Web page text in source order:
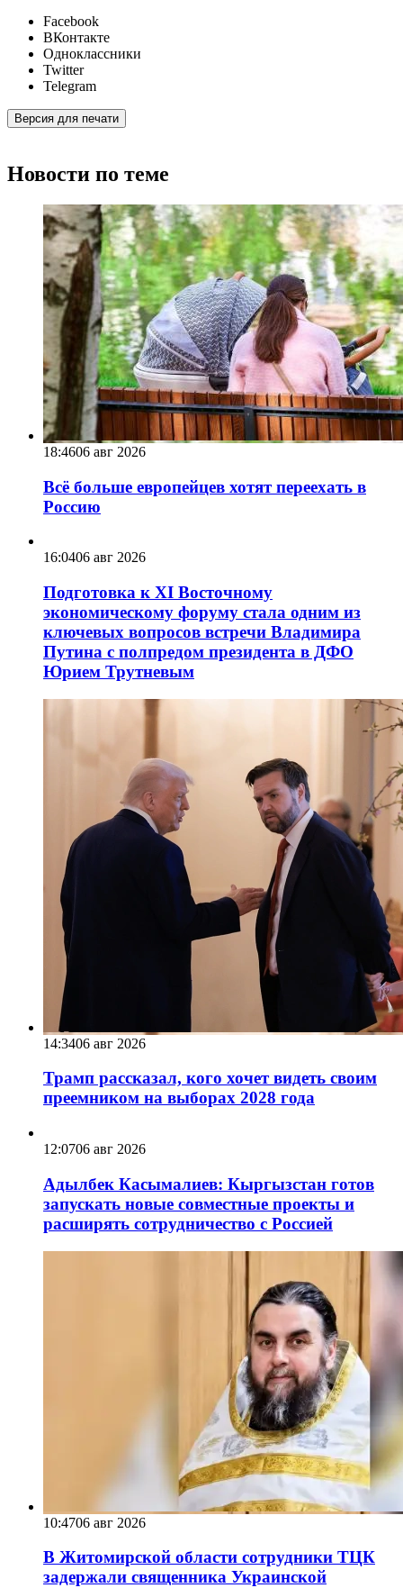
Facebook
ВКонтакте
Одноклассники
Twitter
Telegram
Версия для печати
Новости по теме
18:4606 авг 2026
Всё больше европейцев хотят переехать в
Россию
16:0406 авг 2026
Подготовка к XI Восточному
экономическому форуму стала одним из
ключевых вопросов встречи Владимира
Путина с полпредом президента в ДФО
Юрием Трутневым
14:3406 авг 2026
Трамп рассказал, кого хочет видеть своим
преемником на выборах 2028 года
12:0706 авг 2026
Адылбек Касымалиев: Кыргызстан готов
запускать новые совместные проекты и
расширять сотрудничество с Россией
10:4706 авг 2026
В Житомирской области сотрудники ТЦК
задержали священника Украинской